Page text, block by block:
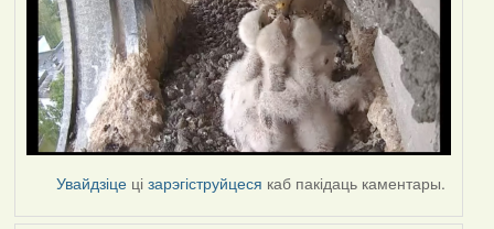
Увайдзіце цізарэгіструйцеся каб пакідаць каментары.